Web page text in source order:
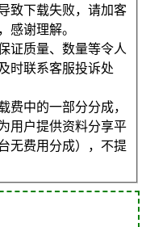
致下载失败，请加客
感谢理解。
证质量、数量等令人
时联系客服投诉处
中的一部分分成，
用户提供资料分享平
无费用分成），不提